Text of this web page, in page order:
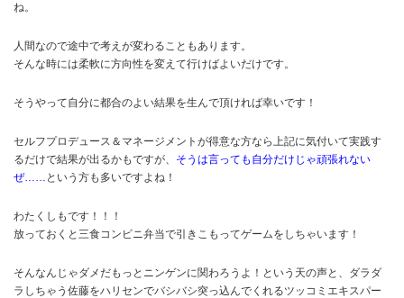
ね。
人間なので途中で考えが変わることもあります。
そんな時には柔軟に方向性を変えて行けばよいだけです。
そうやって自分に都合のよい結果を生んで頂ければ幸いです！
セルフプロデュース＆マネージメントが得意な方なら上記に気付いて実践す
るだけで結果が出るかもですが、 そうは言っても自分だけじゃ頑張れない
ぜ…… という方も多いですよね！
わたくしもです！！！
放っておくと三食コンビニ弁当で引きこもってゲームをしちゃいます！
そんなんじゃダメだもっとニンゲンに関わろうよ！という天の声と、ダラダ
ラしちゃう佐藤をハリセンでバシバシ突っ込んでくれるツッコミエキスパー